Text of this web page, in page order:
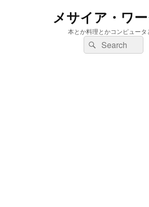
メサイア・ワ
本とか料理とかコンピュータ
検
索:
検
索